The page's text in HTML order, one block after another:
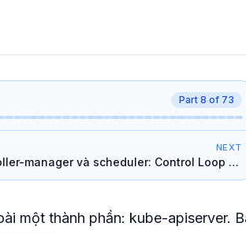
Part 8 of 73
NEXT
manager và scheduler: Control Loop và
Leader Election
một thành phần: kube-apiserver.